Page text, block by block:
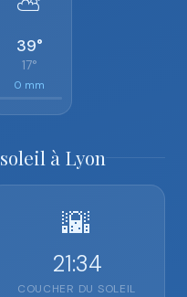
39°
17°
0 mm
à Lyon
🌇
21:34
COUCHER DU SOLEIL